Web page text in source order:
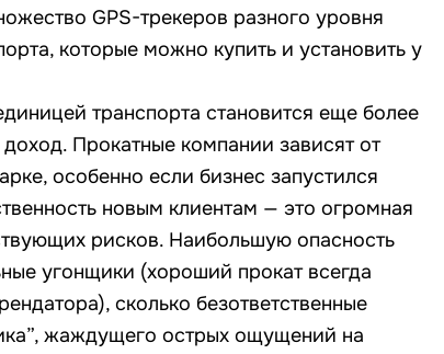
GPS-трекеров разного уровня
которые можно купить и установить у
транспорта становится еще более
Прокатные компании зависят от
особенно если бизнес запустился
новым клиентам — это огромная
рисков. Наибольшую опасность
угонщики (хороший прокат всегда
сколько безответственные
жаждущего острых ощущений на